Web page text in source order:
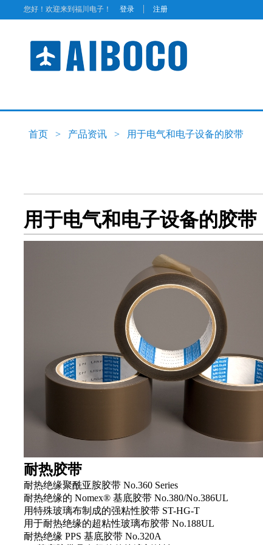
您好！欢迎来到福川电子！ 登录 | 注册
首页 > 产品资讯 > 用于电气和电子设备的胶带
用于电气和电子设备的胶带
耐热胶带
耐热绝缘聚酰亚胺胶带 No.360 Series
耐热绝缘的 Nomex® 基底胶带 No.380/No.386UL
用特殊玻璃布制成的强粘性胶带 ST-HG-T
用于耐热绝缘的超粘性玻璃布胶带 No.188UL
耐热绝缘 PPS 基底胶带 No.320A